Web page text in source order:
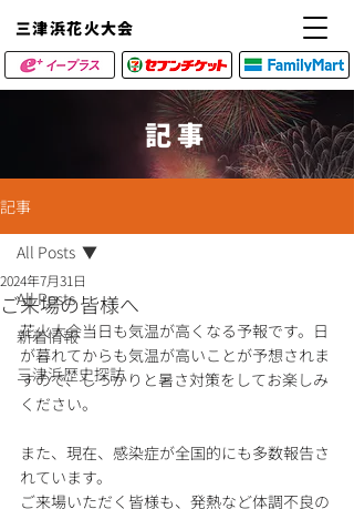
​三津浜花火大会
記事
記事
All Posts
新着情報
三津浜歴史探訪
All Posts
ご来場の皆様へ
2024年7月31日
花火大会当日も気温が高くなる予報です。日
が暮れてからも気温が高いことが予想されま
すので、しっかりと暑さ対策をしてお楽しみ
ください。
また、現在、感染症が全国的にも多数報告さ
れています。
ご来場いただく皆様も、発熱など体調不良の